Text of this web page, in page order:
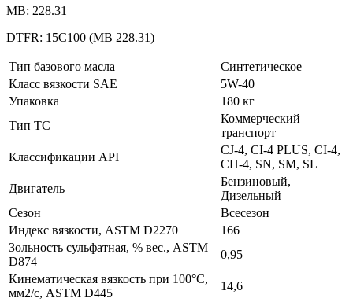
MB: 228.31
DTFR: 15C100 (MB 228.31)
Тип базового масла
Синтетическое
Класс вязкости SAE
5W-40
Упаковка
180 кг
Тип ТС
Коммерческий
транспорт
Классификации API
CJ-4, CI-4 PLUS, CI-4,
СН-4, SN, SM, SL
Двигатель
Бензиновый,
Дизельный
Сезон
Всесезон
Индекс вязкости, ASTM D2270
166
Зольность сульфатная, % вес., ASTM
D874
0,95
Кинематическая вязкость при 100°C,
мм2/с, ASTM D445
14,6